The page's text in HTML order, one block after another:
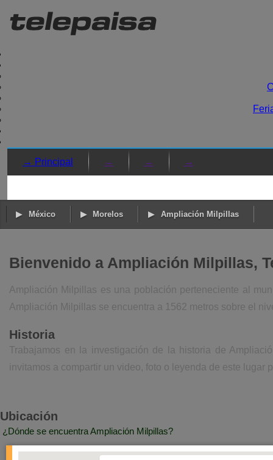
→ Principal → → →
México Morelos Ampliación Milpillas
Bienvenido a Ampliación Milpillas,
Ampliación Milpillas es una población perteneciente al
Ampliación Milpillas se encuentra a 1562 metros sobre el
Historia
Trabajamos en la investigación de la historia de
invitamos a compartir un video, foto o leyenda de este lugar
Ubicación
¿Dónde se encuentra Ampliación Milpillas?